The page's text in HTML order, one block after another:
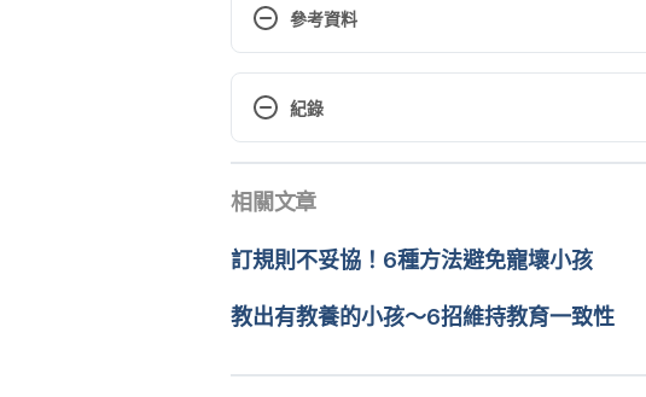
參考資料
http://mypositiveparenting.org/2014/04/22/
Accessed April 28, 2017.
http://www.goodtherapy.org/blog/how-to-
紀錄
2020/05/11
醫學審稿： 賴建翰醫師
由 Dylan Tang 更新
相關文章
訂規則不妥協！6種方法避免寵壞小孩
教出有教養的小孩～6招維持教育一致性